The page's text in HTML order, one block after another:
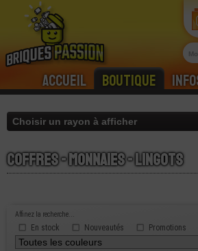
Accueil Boutique
Coffres - monnaies - lingots
Affinez la recherche...
En stock Nouveautés Promotions